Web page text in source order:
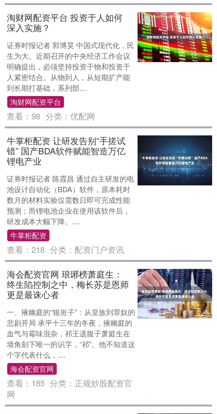
淘财网配资平台 投资于人如何
深入实施？
证券时报记者 郭博昊 中国式现代化，民
生为大。近期召开的中央经济工作会议
明确提出，必须坚持投资于物和投资于
人紧密结合。从物到人，从短期扩产能
到长期打基础，系列部....
淘财网配资平台
查看：98 分类：优配网
牛掌柜配资 让研发告别“手搓试
错” 国产BDA软件赋能智造万亿
锂电产业
证券时报记者 陈霞昌 通过自主研发的电
池设计自动化（BDA）软件，原本耗时
数月的材料实验仅需数日即可完成性能
预测；而锂电池企业在使用该软件后，
研发成本大幅下降。....
牛掌柜配资
查看：218 分类： 配资门户资讯
海会配资官网 琅琊榜萧庭生：
终生陷控制之中，梅长苏是恩师
更是最诛心者
一、掖幽庭的“狼崽子”：从皇族到罪奴的
悲剧开局 承平十三年的冬夜，掖幽庭的
血气与霉味混杂，祁王遗腹子萧庭生在
墙角刻下唯一的识字，“祁”。他不知道这
个字代表什么，....
海会配资官网
查看： 185 分类： 正规炒股配资官
网